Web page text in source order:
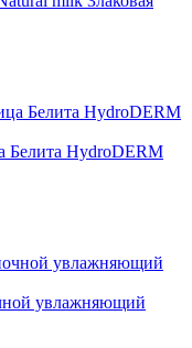
Белита HydroDERM
увлажняющий